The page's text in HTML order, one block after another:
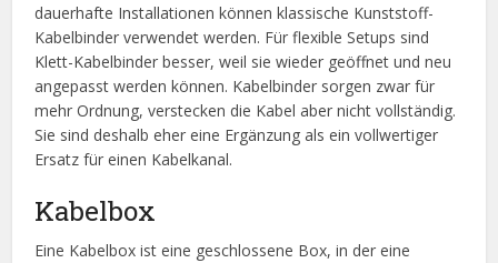
dauerhafte Installationen können klassische Kunststoff-
Kabelbinder verwendet werden. Für flexible Setups sind
Klett-Kabelbinder besser, weil sie wieder geöffnet und neu
angepasst werden können. Kabelbinder sorgen zwar für
mehr Ordnung, verstecken die Kabel aber nicht vollständig.
Sie sind deshalb eher eine Ergänzung als ein vollwertiger
Ersatz für einen Kabelkanal.
Kabelbox
Eine Kabelbox ist eine geschlossene Box, in der eine